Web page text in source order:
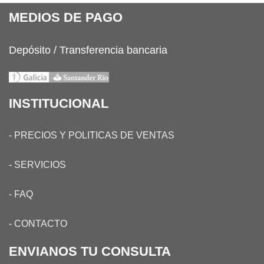
MEDIOS DE PAGO
Depósito / Transferencia bancaria
INSTITUCIONAL
- PRECIOS Y POLITICAS DE VENTAS
- SERVICIOS
- FAQ
- CONTACTO
ENVIANOS TU CONSULTA